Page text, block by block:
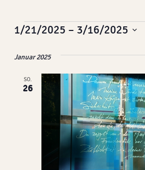
Veranstaltungen
1/21/2025 – 3/16/2025
wählen.
Januar 2025
SO.
26